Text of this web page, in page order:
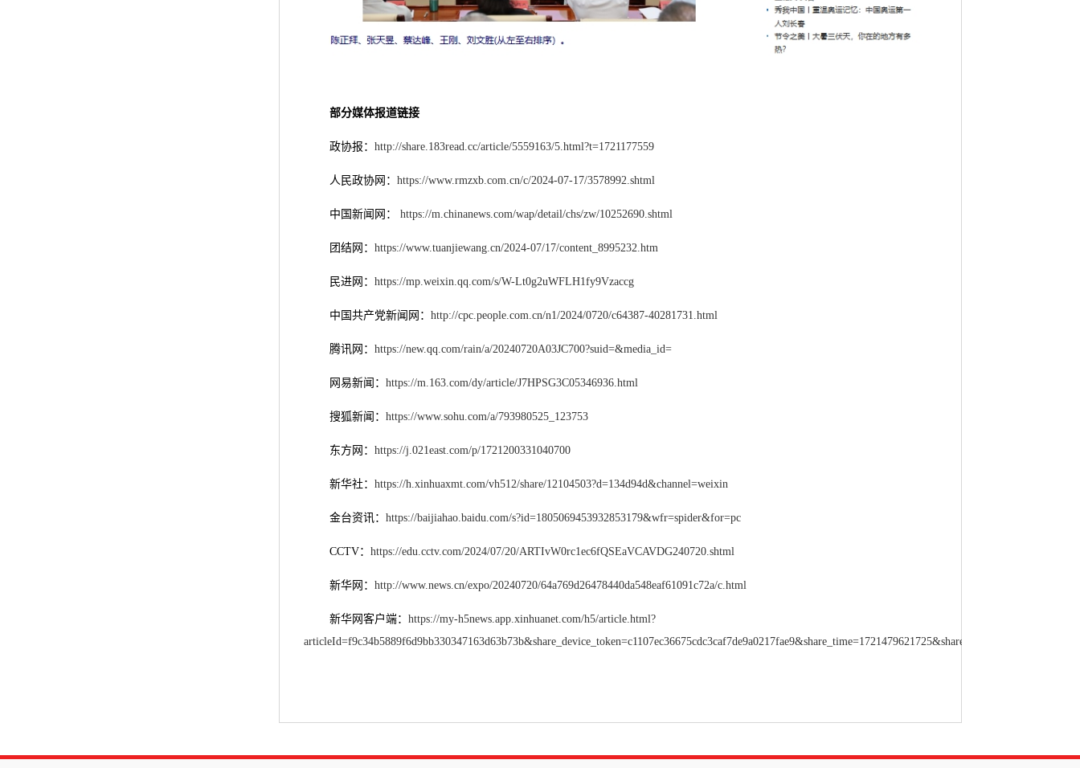
部分媒体报道链接
政协报： http://share.183read.cc/article/5559163/5.html?t=1721177559
人民政协网： https://www.rmzxb.com.cn/c/2024-07-17/3578992.shtml
中国新闻网： https://m.chinanews.com/wap/detail/chs/zw/10252690.shtml
团结网： https://www.tuanjiewang.cn/2024-07/17/content_8995232.htm
民进网： https://mp.weixin.qq.com/s/W-Lt0g2uWFLH1fy9Vzaccg
中国共产党新闻网： http://cpc.people.com.cn/n1/2024/0720/c64387-40281731.html
腾讯网： https://new.qq.com/rain/a/20240720A03JC700?suid=&media_id=
网易新闻： https://m.163.com/dy/article/J7HPSG3C05346936.html
搜狐新闻： https://www.sohu.com/a/793980525_123753
东方网： https://j.021east.com/p/1721200331040700
新华社： https://h.xinhuaxmt.com/vh512/share/12104503?d=134d94d&channel=weixin
金台资讯： https://baijiahao.baidu.com/s?id=1805069453932853179&wfr=spider&for=pc
CCTV： https://edu.cctv.com/2024/07/20/ARTIvW0rc1ec6fQSEaVCAVDG240720.shtml
新华网： http://www.news.cn/expo/20240720/64a769d26478440da548eaf61091c72a/c.html
新华网客户端： https://my-h5news.app.xinhuanet.com/h5/article.html?
articleId=f9c34b5889f6d9bb330347163d63b73b&share_device_token=c1107ec36675cdc3caf7de9a0217fae9&share_time=1721479621725&share_type=1